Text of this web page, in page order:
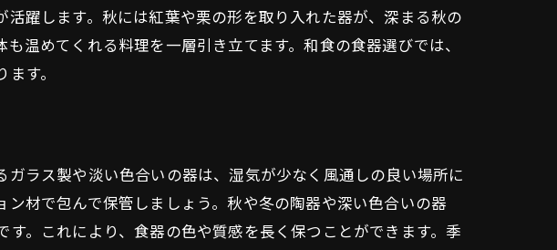
躍します。秋には紅葉や栗の形を取り入れた器が、深まる秋の
温めてくれる料理を一層引き立てます。和食の食器選びでは、
す。
ラス製や淡い色合いの器は、湿気が少なく風通しの良い場所に
材で包んで保管しましょう。秋や冬の陶器や深い色合いの器
。これにより、食器の色や質感を長く保つことができます。季